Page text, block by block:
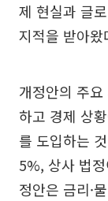
제 현실과 글
지적을 받아왔
개정안의 주
하고 경제 상
를 도입하는
5%, 상사 법
정안은 금리·